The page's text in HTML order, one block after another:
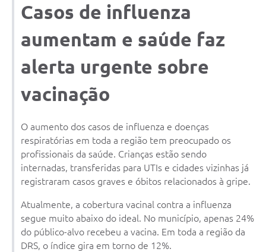
Casos de influenza
aumentam e saúde faz
alerta urgente sobre
vacinação
O aumento dos casos de influenza e doenças
respiratórias em toda a região tem preocupado os
profissionais da saúde. Crianças estão sendo
internadas, transferidas para UTIs e cidades vizinhas já
registraram casos graves e óbitos relacionados à gripe.
Atualmente, a cobertura vacinal contra a influenza
segue muito abaixo do ideal. No município, apenas 24%
do público-alvo recebeu a vacina. Em toda a região da
DRS, o índice gira em torno de 12%.